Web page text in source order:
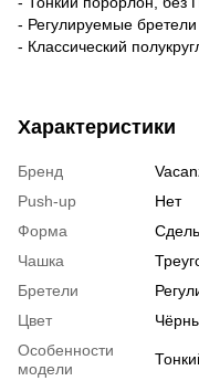
- Регулируемые бретели
- Классический
Характеристики
Бренд
Push-up
Нет
Форма
Чашка
Бретели
Цвет
Особенности
модели